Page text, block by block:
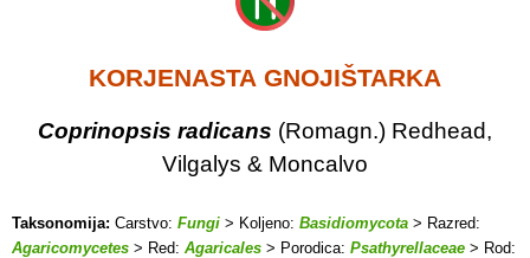
KORJENASTA GNOJIŠTARKA
Coprinopsis radicans (Romagn.) Redhead,
Vilgalys & Moncalvo
Taksonomija: Carstvo: Fungi > Koljeno: Basidiomycota > Razred:
Agaricomycetes > Red: Agaricales > Porodica: Psathyrellaceae > Rod: